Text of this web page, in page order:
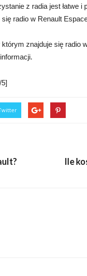
z radia jest łatwe
radio w Renault
znajduje się radio
Ile